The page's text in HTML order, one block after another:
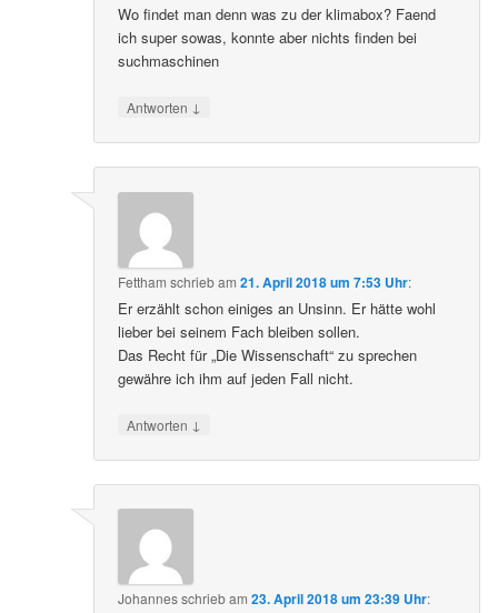
Wo findet man denn was zu der klimabox? Faend
ich super sowas, konnte aber nichts finden bei
suchmaschinen
Antworten ↓
Fettham schriebam21. April 2018 um 7:53 Uhr:
Er erzählt schon einiges an Unsinn. Er hätte wohl
lieber bei seinem Fach bleiben sollen.
Das Recht für „Die Wissenschaft“ zu sprechen
gewähre ich ihm auf jeden Fall nicht.
Antworten ↓
Johannesschriebam23. April 2018 um 23:39 Uhr: